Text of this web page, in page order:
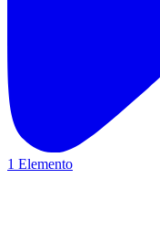
1 Elemento